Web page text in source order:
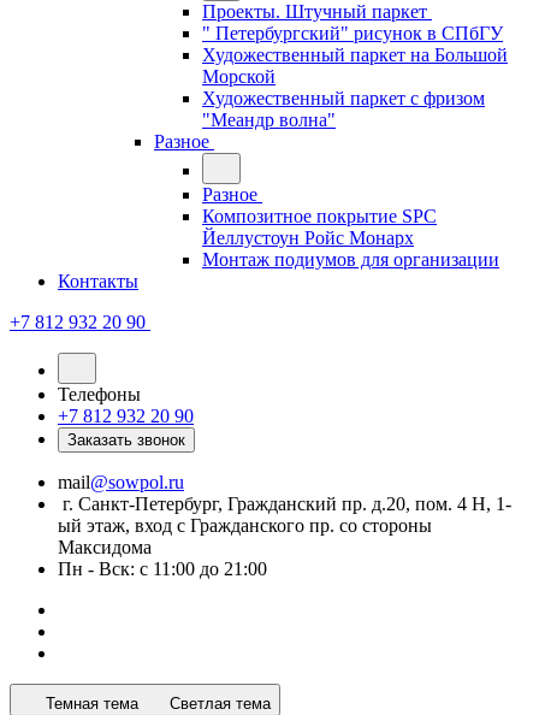
Проекты. Штучный паркет
" Петербургский" рисунок в СПбГУ
Художественный паркет на Большой
Морской
Художественный паркет с фризом
"Меандр волна"
Разное
Разное
Композитное покрытие SPC
Йеллустоун Ройс Монарх
Монтаж подиумов для организации
Контакты
+7 812 932 20 90
Телефоны
+7 812 932 20 90
Заказать звонок
mail@sowpol.ru
г. Санкт-Петербург, Гражданский пр. д.20, пом. 4 Н, 1-
ый этаж, вход с Гражданского пр. со стороны
Максидома
Пн - Вск: с 11:00 до 21:00
Темная тема Светлая тема